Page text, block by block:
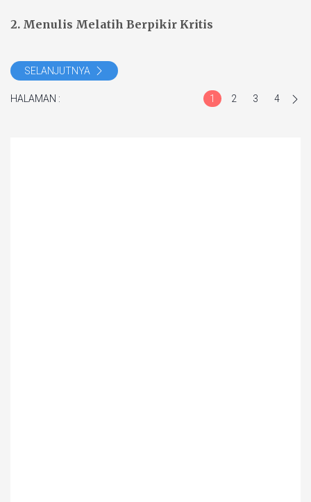
2. Menulis Melatih Berpikir Kritis
SELANJUTNYA
HALAMAN : 1 2 3 4